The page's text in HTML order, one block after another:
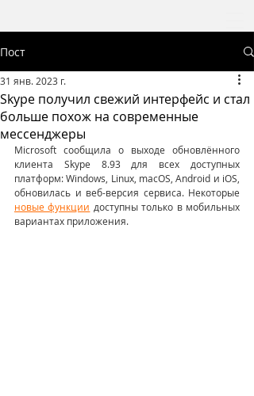
Пост
Skype получил свежий интерфейс и стал
больше похож на современные
мессенджеры
31 янв. 2023 г.
Microsoft сообщила о выходе обновлённого
клиента Skype 8.93 для всех доступных
платформ: Windows, Linux, macOS, Android и iOS,
новые функции доступны только в мобильных
вариантах приложения.